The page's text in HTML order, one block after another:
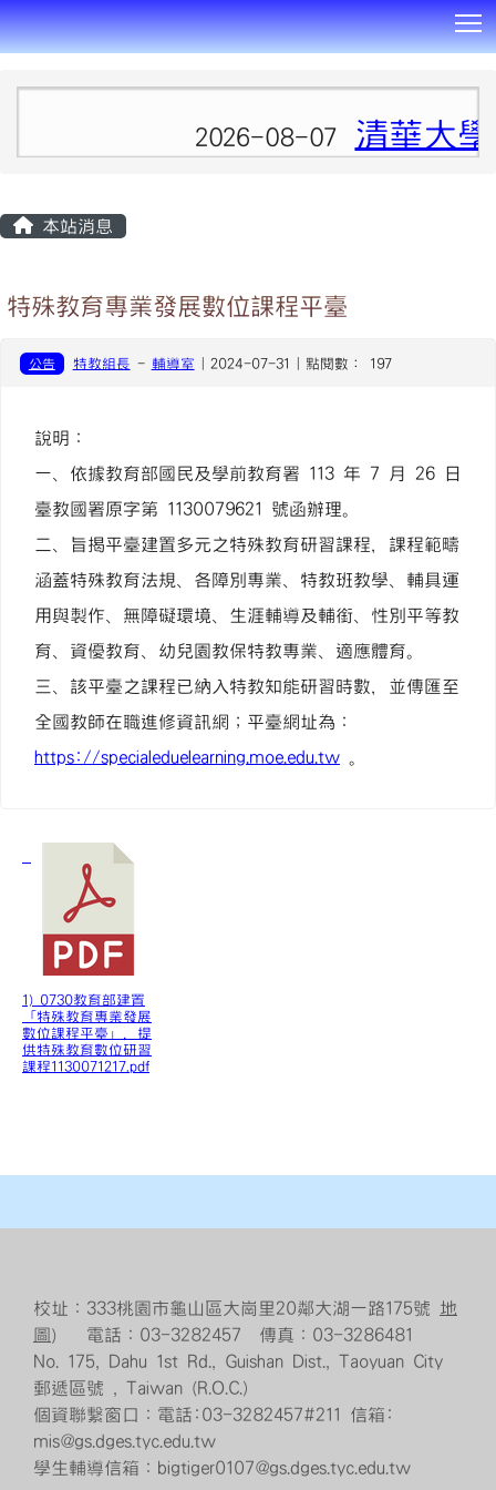
2026-08-07 清華大
本站消息
特殊教育專業發展數位課程平臺
公告 特教組長 - 輔導室 | 2024-07-31 | 點閱數： 197
說明：
一、依據教育部國民及學前教育署 113 年 7 月 26 日
臺教國署原字第 1130079621 號函辦理。
二、旨揭平臺建置多元之特殊教育研習課程，課程範疇
涵蓋特殊教育法規、各障別專業、特教班教學、輔具運
用與製作、無障礙環境、生涯輔導及輔銜、性別平等教
育、資優教育、幼兒園教保特教專業、適應體育。
三、該平臺之課程已納入特教知能研習時數，並傳匯至
全國教師在職進修資訊網；平臺網址為：
https://specialeduelearning.moe.edu.tw 。
1) 0730教育部建置
「特殊教育專業發展
數位課程平臺」，提
供特殊教育數位研習
課程1130071217.pdf
校址：333桃園市龜山區大崗里20鄰大湖一路175號 地
圖） 電話：03-3282457 傳真：03-3286481
No. 175, Dahu 1st Rd., Guishan Dist., Taoyuan City
郵遞區號 , Taiwan (R.O.C.)
個資聯繫窗口：電話:03-3282457#211 信箱:
mis@gs.dges.tyc.edu.tw
學生輔導信箱：bigtiger0107@gs.dges.tyc.edu.tw